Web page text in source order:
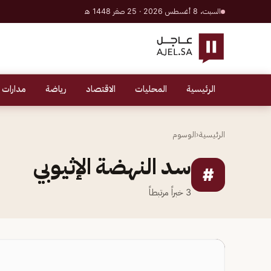
السبت، 8 أغسطس 2026 · 25 صفر 1448 هـ
الرئيسية المحليات الاقتصاد رياضة
الرئيسية‹الوسوم
# سد النهضة الإثيوبي
3 خبراً مرتبطاً